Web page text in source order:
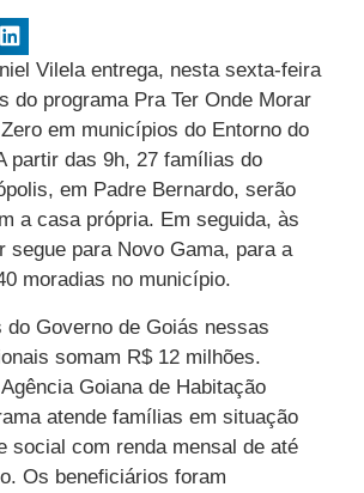
Vilela entrega, nesta sexta-feira
do programa Pra Ter Onde Morar
em municípios do Entorno do
partir das 9h, 27 famílias do
em Padre Bernardo, serão
a casa própria. Em seguida, às
segue para Novo Gama, para a
moradias no município.
Governo de Goiás nessas
somam R$ 12 milhões.
Goiana de Habitação
atende famílias em situação
social com renda mensal de até
Os beneficiários foram